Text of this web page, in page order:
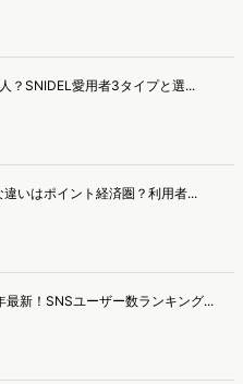
？SNIDEL愛用者3タイプと選...
いはポイント経済圏？利用者...
最新！SNSユーザー数ランキング...